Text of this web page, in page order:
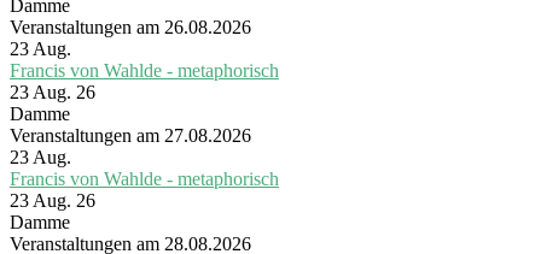
Damme
Veranstaltungen am 26.08.2026
23 Aug.
Francis von Wahlde - metaphorisch
23 Aug. 26
Damme
Veranstaltungen am 27.08.2026
23 Aug.
Francis von Wahlde - metaphorisch
23 Aug. 26
Damme
Veranstaltungen am 28.08.2026